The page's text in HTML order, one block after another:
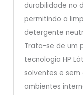
durabilidade no
permitindo a
detergente
Trata-se de um
tecnologia HP
solventes e
ambientes